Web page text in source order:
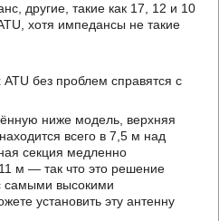
другие, такие как 17, 12 и 10
хотя импедансы не такие
без проблем справятся с
ниже модель, верхняя
всего в 7,5 м над
секция медленно
м — так что это решение
самыми высокими
установить эту антенну